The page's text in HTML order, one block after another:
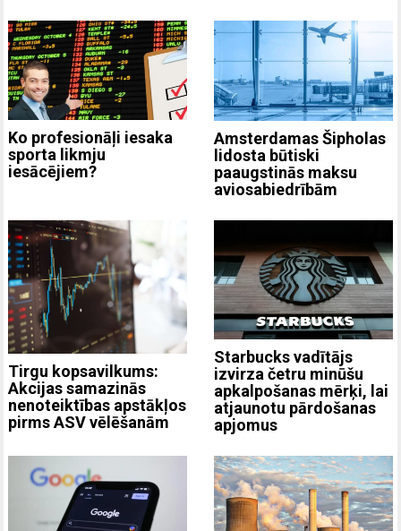
Ko profesionāļi iesaka
sporta likmju
iesācējiem?
Amsterdamas Šipholas
lidosta būtiski
paaugstinās maksu
aviosabiedrībām
Tirgu kopsavilkums:
Akcijas samazinās
nenoteiktības apstākļos
pirms ASV vēlēšanām
Starbucks vadītājs
izvirza četru minūšu
apkalpošanas mērķi, lai
atjaunotu pārdošanas
apjomus